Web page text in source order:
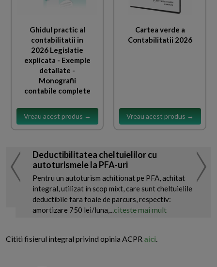
Ghidul practic al
contabilitatii in
2026 Legislatie
explicata - Exemple
detaliate -
Monografii
contabile complete
Vreau acest produs →
Cartea verde a
Contabilitatii 2026
Vreau acest produs →
Deductibilitatea cheltuielilor cu
autoturismele la PFA-uri
Pentru un autoturism achitionat pe PFA, achitat
integral, utilizat in scop mixt, care sunt cheltuielile
deductibile fara foaie de parcurs, respectiv:
amortizare 750 lei/luna,...citeste mai mult
Cititi fisierul integral privind opinia ACPR aici.